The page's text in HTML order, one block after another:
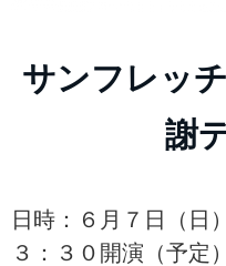
サンフレッ
謝
日時：６月７日（
３：３０開演（予定）